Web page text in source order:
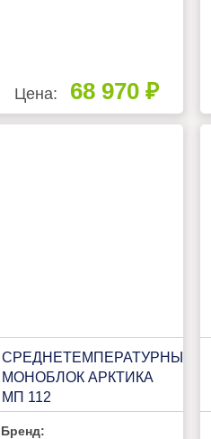
Цена: 68 970 ₽
СРЕДНЕТЕМПЕРАТУРНЫЙ
МОНОБЛОК АРКТИКА
МП 112
Бренд: